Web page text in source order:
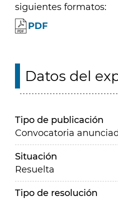
siguientes formatos:
PDF
Datos del
Tipo de publicación
Convocatoria
Situación
Resuelta
Tipo de resolución